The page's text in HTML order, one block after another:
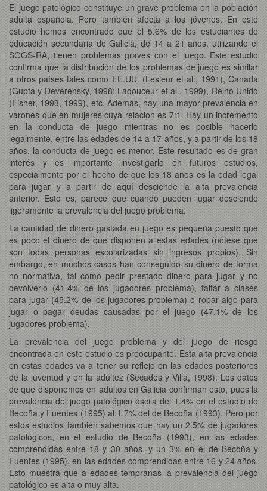
El juego patológico constituye un grave problema en la población
adulta española. Pero también afecta a los jóvenes. En este
estudio hemos encontrado que el 5.6% de los estudiantes de
educación secundaria de Galicia, de 14 a 21 años, utilizando el
SOGS-RA, tienen problemas graves con el juego. Este estudio
confirma que la distribución de los problemas de juego es similar
a otros países tales como EE.UU. (Lesieur et al., 1991), Canadá
(Gupta y Deverensky, 1998; Ladouceur et al., 1999), Reino Unido
(Fisher, 1993, 1999), etc. Además, hay una mayor prevalencia en
varones que en mujeres cuya relación es 7:1. Hay un incremento
en la conducta de juego mientras no es posible hacerlo
legalmente, entre las edades de 14 a 17 años, y a partir de los 18
años, la conducta de juego es menor. Este resultado es de gran
interés y es importante investigarlo en futuros estudios,
especialmente por el hecho de que los 18 años es la edad legal
para jugar y a partir de aquí desciende la alta prevalencia
anterior. Esto es, parece que cuando pueden jugar desciende
ligeramente la prevalencia del juego problema.
La cantidad de dinero gastada en juego es pequeña puesto que
es poco el dinero de que disponen a estas edades (nótese que
son todas personas escolarizadas sin ingresos propios). Sin
embargo, en muchos casos han conseguido su dinero de forma
no normativa, tal como pedir prestado dinero para jugar y no
devolverlo (41.4% de los jugadores problema), faltar a clases
para jugar (45.2% de los jugadores problema) o robar algo para
jugar o pagar deudas causadas por el juego (47.1% de los
jugadores problema).
La prevalencia del juego problema y del juego de riesgo
encontrada en este estudio es preocupante. Esta alta prevalencia
en estas edades va a tener su reflejo en las edades posteriores
de la juventud y en la adultez (Secades y Villa, 1998). Los datos
de que disponemos en adultos en Galicia confirman esto, pues la
prevalencia del juego patológico oscila del 1.4% en el estudio de
Becoña y Fuentes (1995) al 1.7% del de Becoña (1993). Pero por
estos estudios también sabemos que hay un 2.5% de jugadores
patológicos, en el estudio de Becoña (1993), en las edades
comprendidas entre 18 y 30 años, y un 3% en el de Becoña y
Fuentes (1995), en las edades comprendidas entre 16 y 24 años.
Esto muestra que a edades tempranas la prevalencia del juego
patológico es alta o muy alta.